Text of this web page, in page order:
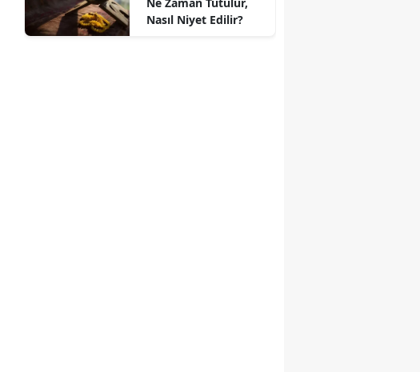
Nasıl Niyet Edilir?